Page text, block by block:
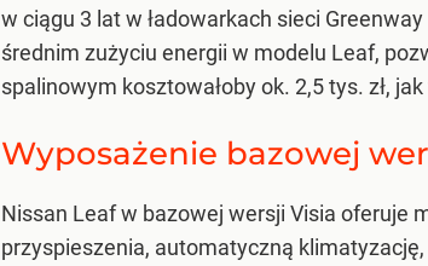
w ciągu 3 lat w ładowarkach sieci
średnim zużyciu energii w modelu Leaf,
spalinowym kosztowałoby ok. 2,5 tys. zł,
Wyposażenie bazowej
Nissan Leaf w bazowej wersji Visia oferuje
przyspieszenia, automatyczną